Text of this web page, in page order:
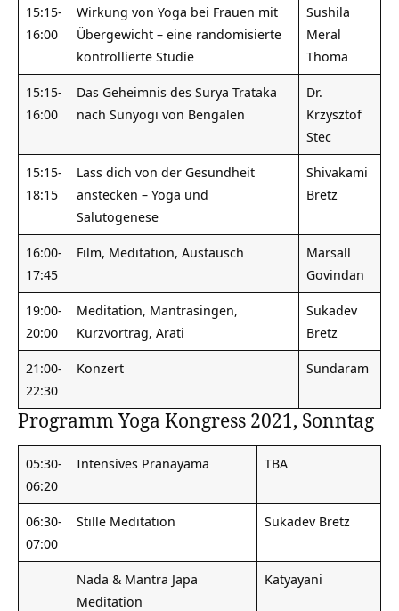
15:15-
16:00
Wirkung von Yoga bei Frauen mit
Übergewicht – eine randomisierte
kontrollierte Studie
Sushila
Meral
Thoma
15:15-
16:00
Das Geheimnis des Surya Trataka
nach Sunyogi von Bengalen
Dr.
Krzysztof
Stec
15:15-
18:15
Lass dich von der Gesundheit
anstecken – Yoga und
Salutogenese
Shivakami
Bretz
16:00-
17:45
Film, Meditation, Austausch
Marsall
Govindan
19:00-
20:00
Meditation, Mantrasingen,
Kurzvortrag, Arati
Sukadev
Bretz
21:00-
22:30
Konzert Sundaram
Programm Yoga Kongress 2021, Sonntag
05:30-
06:20
Intensives Pranayama TBA
06:30-
07:00
Stille Meditation Sukadev Bretz
Nada & Mantra Japa
Meditation
Katyayani